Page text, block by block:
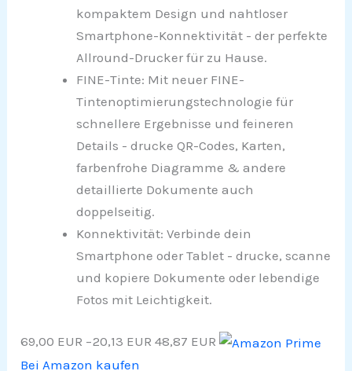
kompaktem Design und nahtloser
Smartphone-Konnektivität - der perfekte
Allround-Drucker für zu Hause.
FINE-Tinte: Mit neuer FINE-
Tintenoptimierungstechnologie für
schnellere Ergebnisse und feineren
Details - drucke QR-Codes, Karten,
farbenfrohe Diagramme & andere
detaillierte Dokumente auch
doppelseitig.
Konnektivität: Verbinde dein
Smartphone oder Tablet - drucke, scanne
und kopiere Dokumente oder lebendige
Fotos mit Leichtigkeit.
69,00 EUR −20,13 EUR 48,87 EUR
Bei Amazon kaufen